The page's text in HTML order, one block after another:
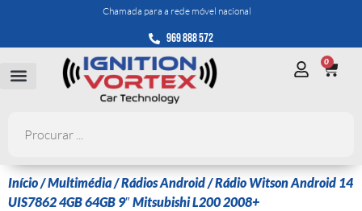
Chamada para a rede móvel nacional
969 888 572
0
Início/Multimédia/Rádios Android/ Rádio Witson Android 14
UIS7862 4GB 64GB 9″ Mitsubishi L200 2008+